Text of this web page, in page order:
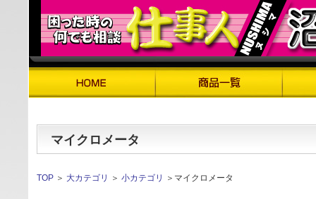
マイクロメータ
TOP ＞ 大カテゴリ ＞ 小カテゴリ ＞マイクロメータ